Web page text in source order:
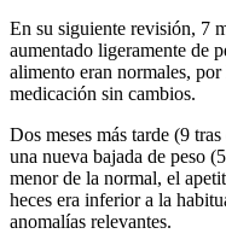
En su siguiente revisión, 7
aumentado ligeramente de
alimento eran normales,
medicación sin cambios.
Dos meses más tarde (9
una nueva bajada de peso
menor de la normal, el
heces era inferior a la
anomalías relevantes.